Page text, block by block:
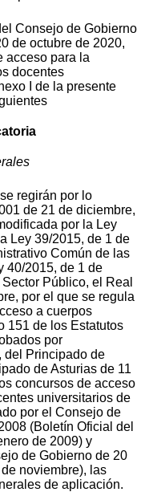
Consejo de Gobierno
de octubre de 2020,
acceso para la
docentes
I de la presente
regirán por lo
de 21 de diciembre,
por la Ley
Ley 39/2015, de 1 de
Común de las
40/2015, de 1 de
Público, el Real
por el que se regula
a cuerpos
151 de los Estatutos
por
del Principado de
de Asturias de 11
concursos de acceso
universitarios de
por el Consejo de
(Boletín Oficial del
de 2009) y
de Gobierno de 20
noviembre), las
de aplicación.